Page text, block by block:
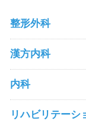
整形外科
漢方内科
内科
リハビリテーシ